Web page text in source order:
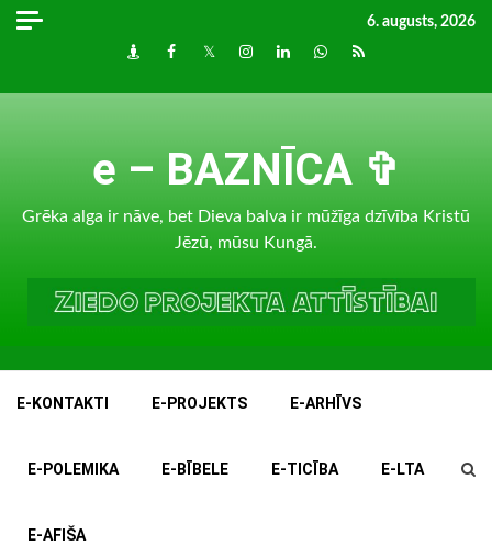
Skip
6. augusts, 2026
DraugiemFacebook
TwitterInstagram
LinkedInwhatsapp
RSS
e – BAZNĪCA ✞
Grēka alga ir nāve, bet Dieva balva ir mūžīga dzīvība Kristū
Jēzū, mūsu Kungā.
E-KONTAKTI E-PROJEKTS E-ARHĪVS
E-POLEMIKA E-BĪBELE E-TICĪBA E-LTA
E-AFIŠA